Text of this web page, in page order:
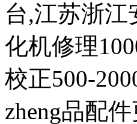
台,江苏浙
化机修理
校正500-
zheng品配